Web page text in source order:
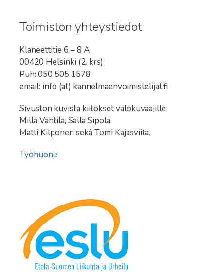
Toimiston yhteystiedot
Klaneettitie 6 – 8 A
00420 Helsinki (2. krs)
Puh: 050 505 1578
email: info (at) kannelmaenvoimistelijat.fi
Sivuston kuvista kiitokset valokuvaajille
Milla Vahtila, Salla Sipola,
Matti Kilponen sekä Tomi Kajasviita.
Työhuone